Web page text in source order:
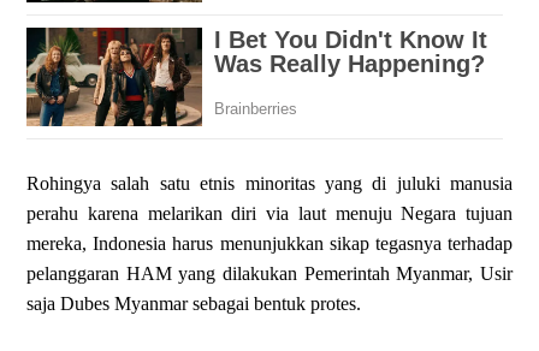
Rohingya salah satu etnis minoritas yang di juluki manusia
perahu karena melarikan diri via laut menuju Negara tujuan
mereka, Indonesia harus menunjukkan sikap tegasnya terhadap
pelanggaran HAM yang dilakukan Pemerintah Myanmar, Usir
saja Dubes Myanmar sebagai bentuk protes.